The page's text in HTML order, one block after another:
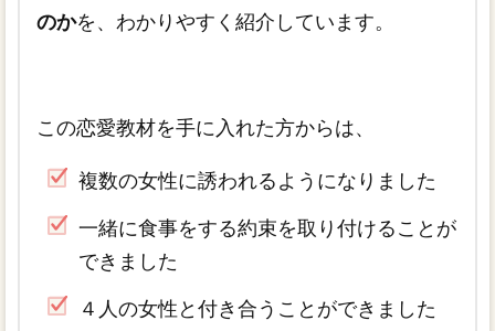
のかを、わかりやすく紹介しています。
この恋愛教材を手に入れた方からは、
複数の女性に誘われるようになりました
一緒に食事をする約束を取り付けることが
できました
４人の女性と付き合うことができました